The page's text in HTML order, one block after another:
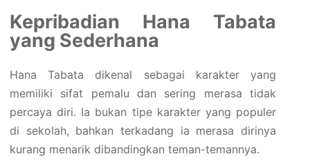
Kepribadian Hana Tabata
yang Sederhana
Hana Tabata dikenal sebagai karakter yang
memiliki sifat pemalu dan sering merasa tidak
percaya diri. Ia bukan tipe karakter yang populer
di sekolah, bahkan terkadang ia merasa dirinya
kurang menarik dibandingkan teman-temannya.